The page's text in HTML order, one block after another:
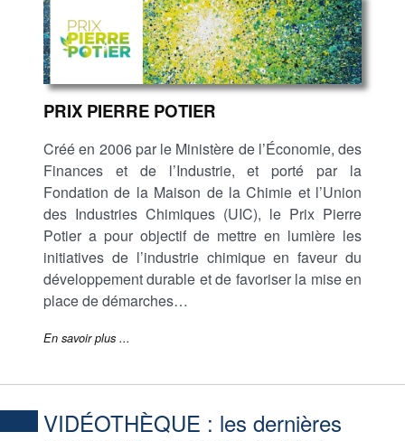
PRIX PIERRE POTIER
Créé en 2006 par le Ministère de l’Économie, des
Finances et de l’Industrie, et porté par la
Fondation de la Maison de la Chimie et l’Union
des Industries Chimiques (UIC), le Prix Pierre
Potier a pour objectif de mettre en lumière les
initiatives de l’industrie chimique en faveur du
développement durable et de favoriser la mise en
place de démarches…
En savoir plus ...
VIDÉOTHÈQUE : les dernières